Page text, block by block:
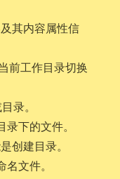
其内容属性信
前工作目录切换
录。
下的文件。
创建目录。
文件。